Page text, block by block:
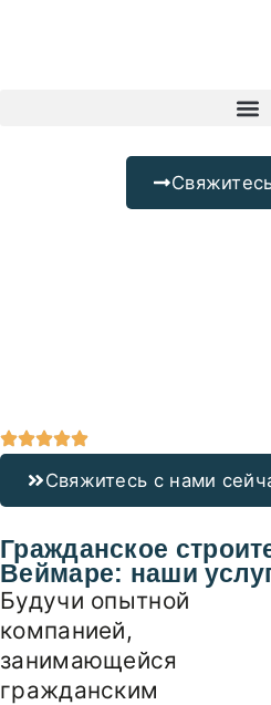
Свяжитесь с нами
Гражданское
Веймаре: наши
Будучи опытной
компанией,
занимающейся
гражданским